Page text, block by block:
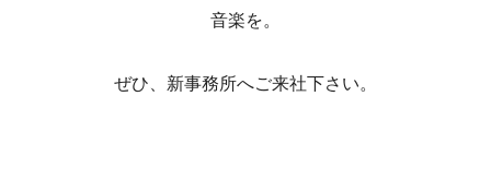
音楽を。
ぜひ、新事務所へご来社下さい。